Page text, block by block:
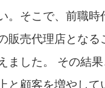
。そこで、前職
販売代理店とな
ました。 その結
と顧客を増やし